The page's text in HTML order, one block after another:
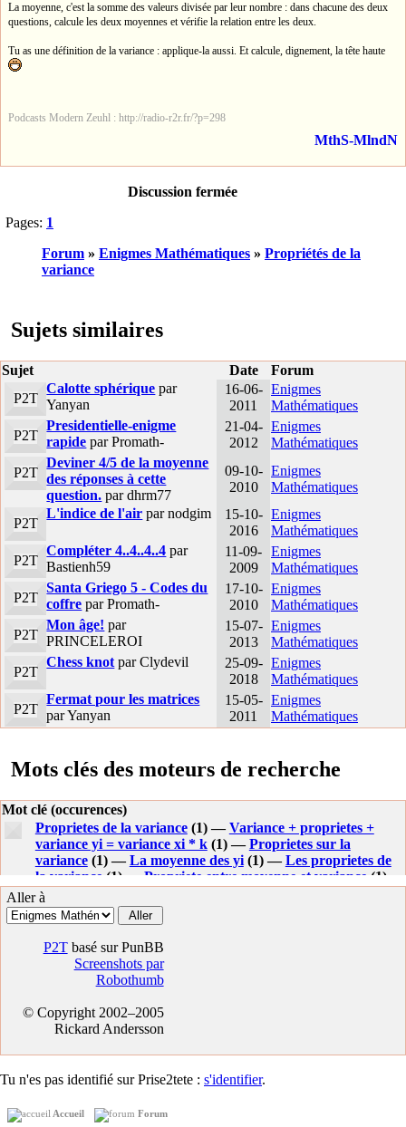
La moyenne, c'est la somme des valeurs divisée par leur nombre : dans chacune des deux
questions, calcule les deux moyennes et vérifie la relation entre les deux.
Tu as une définition de la variance : applique-la aussi. Et calcule, dignement, la tête haute
Podcasts Modern Zeuhl : http://radio-r2r.fr/?p=298
MthS-MlndN
Discussion fermée
Pages: 1
Forum » Enigmes Mathématiques » Propriétés de la
variance
Sujets similaires
Sujet Date
Forum
P2T
Calotte sphérique par
Yanyan
16-06-
2011
Enigmes
Mathématiques
P2T
Presidentielle-enigme
rapide par Promath-
21-04-
2012
Enigmes
Mathématiques
P2T
Deviner 4/5 de la moyenne
des réponses à cette
question. par dhrm77
09-10-
2010
Enigmes
Mathématiques
P2T
L'indice de l'air par nodgim
15-10-
2016
Enigmes
Mathématiques
P2T
Compléter 4..4..4..4 par
Bastienh59
11-09-
2009
Enigmes
Mathématiques
P2T
Santa Griego 5 - Codes du
coffre par Promath-
17-10-
2010
Enigmes
Mathématiques
P2T
Mon âge! par
PRINCELEROI
15-07-
2013
Enigmes
Mathématiques
P2T
Chess knot par Clydevil
25-09-
2018
Enigmes
Mathématiques
P2T
Fermat pour les matrices
par Yanyan
15-05-
2011
Enigmes
Mathématiques
Mots clés des moteurs de recherche
Mot clé (occurences)
Proprietes de la variance(1) —Variance + proprietes +
variance yi = variance xi * k(1) —Proprietes sur la
variance(1) —La moyenne des yi(1) —Les proprietes de
la variance (1) — Propriete entre moyenne et variance (1)
—
propriete de la moyenne et de la variance
(oppcoeyei)y(1) —
Aller à
P2Tbasé sur PunBB
Screenshots par
Robothumb
© Copyright 2002–2005
Rickard Andersson
Tu n'es pas identifié sur Prise2tete : s'identifier.
Accueil Forum